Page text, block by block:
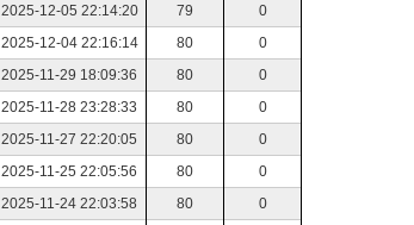
2025-12-05 22:14:20 79
0
2025-12-04 22:16:14 80
0
2025-11-29 18:09:36 80
0
2025-11-28 23:28:33 80
0
2025-11-27 22:20:05 80
0
2025-11-25 22:05:56 80
0
2025-11-24 22:03:58 80
0